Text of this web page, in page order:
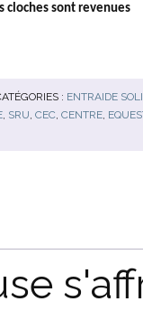
sont revenues
: ENTRAIDE
SRU ,CEC ,CENTRE